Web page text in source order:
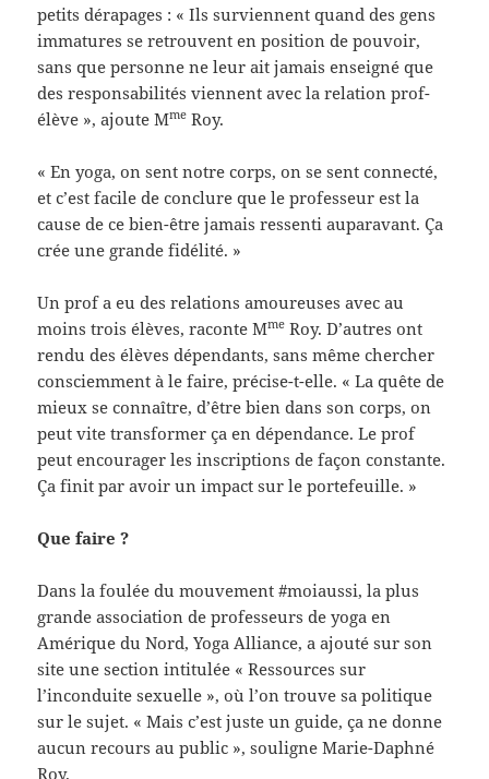
petits dérapages : « Ils surviennent quand des gens
immatures se retrouvent en position de pouvoir,
sans que personne ne leur ait jamais enseigné que
des responsabilités viennent avec la relation prof-
élève », ajoute Mme Roy.
« En yoga, on sent notre corps, on se sent connecté,
et c’est facile de conclure que le professeur est la
cause de ce bien-être jamais ressenti auparavant. Ça
crée une grande fidélité. »
Un prof a eu des relations amoureuses avec au
moins trois élèves, raconte Mme Roy. D’autres ont
rendu des élèves dépendants, sans même chercher
consciemment à le faire, précise-t-elle. « La quête de
mieux se connaître, d’être bien dans son corps, on
peut vite transformer ça en dépendance. Le prof
peut encourager les inscriptions de façon constante.
Ça finit par avoir un impact sur le portefeuille. »
Que faire ?
Dans la foulée du mouvement #moiaussi, la plus
grande association de professeurs de yoga en
Amérique du Nord, Yoga Alliance, a ajouté sur son
site une section intitulée « Ressources sur
l’inconduite sexuelle », où l’on trouve sa politique
sur le sujet. « Mais c’est juste un guide, ça ne donne
aucun recours au public », souligne Marie-Daphné
Roy.